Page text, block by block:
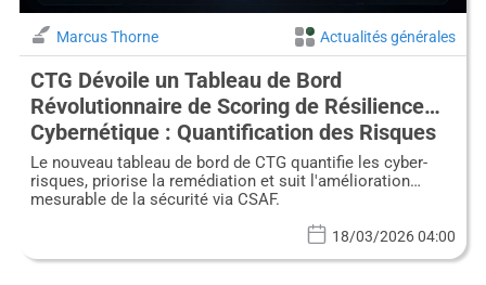
Marcus Thorne Actualités générales
CTG Dévoile un Tableau de Bord
Révolutionnaire de Scoring de Résilience
Cybernétique : Quantification des Risques
pour une Défense Proactive
Le nouveau tableau de bord de CTG quantifie les cyber-
risques, priorise la remédiation et suit l'amélioration
mesurable de la sécurité via CSAF.
18/03/2026 04:00